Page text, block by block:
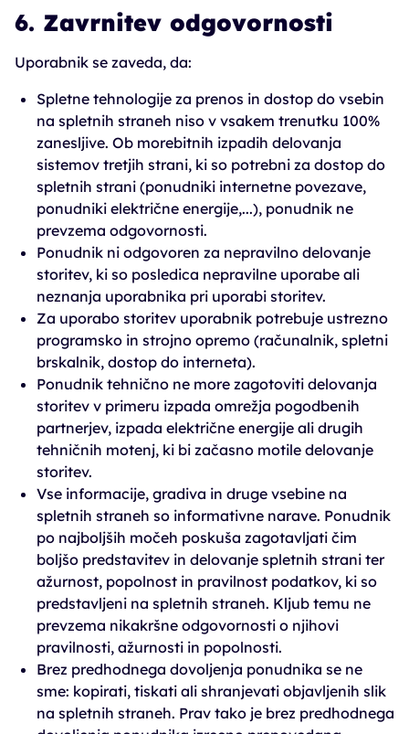
6. Zavrnitev odgovornosti
Uporabnik se zaveda, da:
Spletne tehnologije za prenos in dostop do vsebin
na spletnih straneh niso v vsakem trenutku 100%
zanesljive. Ob morebitnih izpadih delovanja
sistemov tretjih strani, ki so potrebni za dostop do
spletnih strani (ponudniki internetne povezave,
ponudniki električne energije,...), ponudnik ne
prevzema odgovornosti.
Ponudnik ni odgovoren za nepravilno delovanje
storitev, ki so posledica nepravilne uporabe ali
neznanja uporabnika pri uporabi storitev.
Za uporabo storitev uporabnik potrebuje ustrezno
programsko in strojno opremo (računalnik, spletni
brskalnik, dostop do interneta).
Ponudnik tehnično ne more zagotoviti delovanja
storitev v primeru izpada omrežja pogodbenih
partnerjev, izpada električne energije ali drugih
tehničnih motenj, ki bi začasno motile delovanje
storitev.
Vse informacije, gradiva in druge vsebine na
spletnih straneh so informativne narave. Ponudnik
po najboljših močeh poskuša zagotavljati čim
boljšo predstavitev in delovanje spletnih strani ter
ažurnost, popolnost in pravilnost podatkov, ki so
predstavljeni na spletnih straneh. Kljub temu ne
prevzema nikakršne odgovornosti o njihovi
pravilnosti, ažurnosti in popolnosti.
Brez predhodnega dovoljenja ponudnika se ne
sme: kopirati, tiskati ali shranjevati objavljenih slik
na spletnih straneh. Prav tako je brez predhodnega